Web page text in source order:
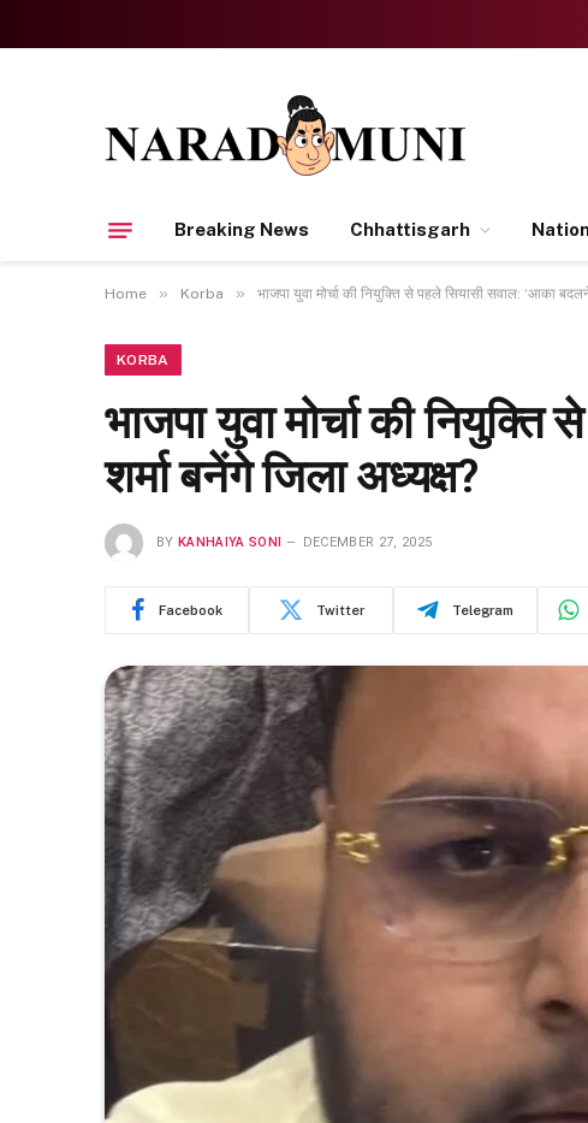
Breaking News Chhattisgarh
Home » Korba » भाजपा युवा मोर्चा की नियुक्ति से पहले सियासी सवाल: ‘आका
KORBA
भाजपा युवा मोर्चा की
शर्मा बनेंगे जिला अध्यक्ष?
BY KANHAIYA SONI DECEMBER 27, 2025
Facebook Twitter Telegram